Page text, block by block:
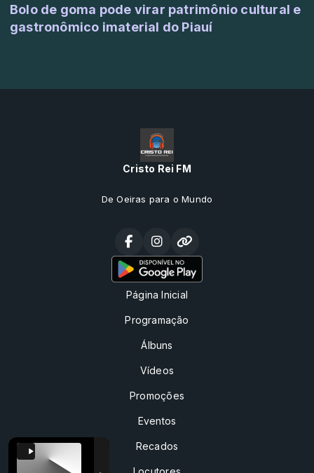
Bolo de goma pode virar patrimônio cultural e
gastronômico imaterial do Piauí
Cristo Rei FM
De Oeiras para o Mundo
Página Inicial
Programação
Álbuns
Vídeos
Promoções
Eventos
Recados